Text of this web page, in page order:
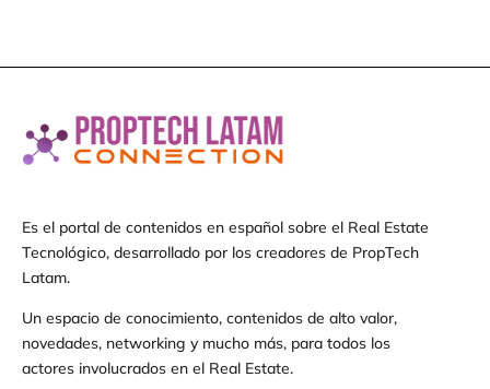
Es el portal de contenidos en español sobre el Real Estate
Tecnológico, desarrollado por los creadores de PropTech
Latam.
Un espacio de conocimiento, contenidos de alto valor,
novedades, networking y mucho más, para todos los
actores involucrados en el Real Estate.